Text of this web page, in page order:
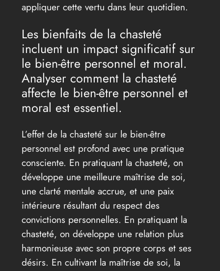
appliquer cette vertu dans leur quotidien.
Les bienfaits de la chasteté
incluent un impact significatif sur
le bien-être personnel et moral.
Analyser comment la chasteté
affecte le bien-être personnel et
moral est essentiel.
L’effet de la chasteté sur le bien-être
personnel est profond avec une pratique
consciente. En pratiquant la chasteté, on
développe une meilleure maîtrise de soi,
une clarté mentale accrue, et une paix
intérieure résultant du respect des
convictions personnelles. En pratiquant la
chasteté, on développe une relation plus
harmonieuse avec son propre corps et ses
désirs. En cultivant la maîtrise de soi, la